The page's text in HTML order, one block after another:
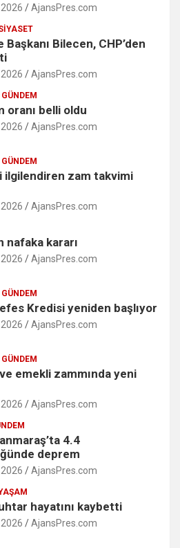
AjansPres.com
Başkanı Bilecen, CHP’den
AjansPres.com
GÜNDEM
oranı belli oldu
AjansPres.com
GÜNDEM
ilgilendiren zam takvimi
AjansPres.com
nafaka kararı
AjansPres.com
GÜNDEM
Kredisi yeniden başlıyor
AjansPres.com
GÜNDEM
emekli zammında yeni
AjansPres.com
4.4
deprem
AjansPres.com
hayatını kaybetti
AjansPres.com